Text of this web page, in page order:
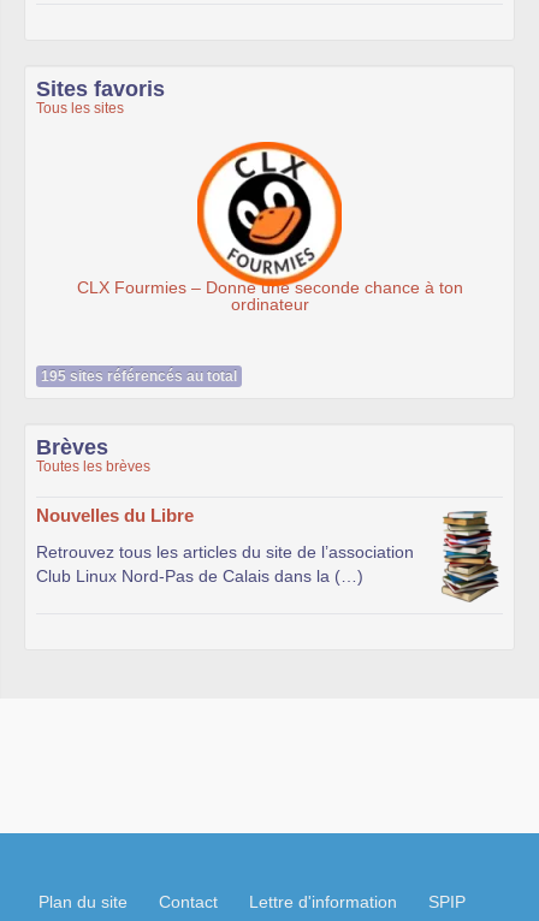
Sites favoris
Tous les sites
seconde chance à ton
Association
195 sites référencés au total
Brèves
Toutes les brèves
Nouvelles du Libre
Retrouvez tous les articles du site de l’association
Club Linux Nord-Pas de Calais dans la (…)
Plan du site Contact Lettre d'information SPIP